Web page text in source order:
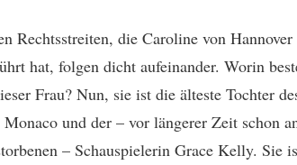
Rechtsstreiten, die Caroline von Hannover
hat, folgen dicht aufeinander. Worin
Frau? Nun, sie ist die älteste Tochter
und der – vor längerer Zeit schon
– Schauspielerin Grace Kelly. Sie